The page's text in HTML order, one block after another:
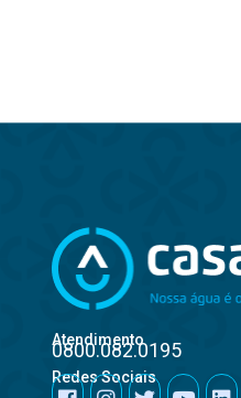
Atendimento
0800.082.0195
Redes Sociais